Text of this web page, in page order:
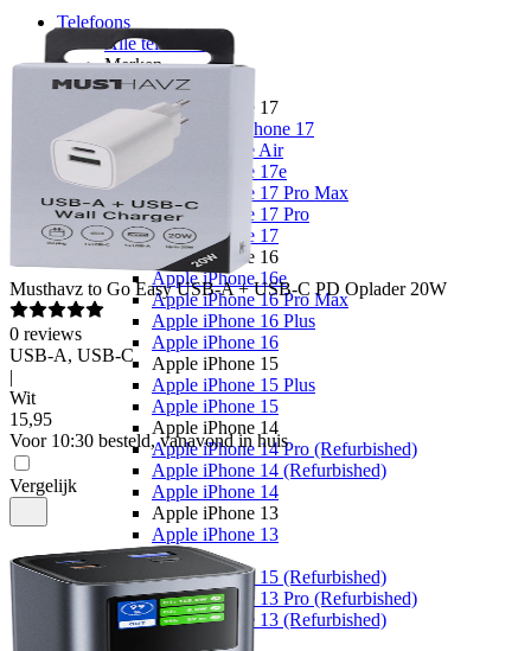
Telefoons
Alle telefoons
Merken
Apple
Apple iPhone 17
Alle Apple iPhone 17
Apple iPhone Air
Apple iPhone 17e
Apple iPhone 17 Pro Max
Apple iPhone 17 Pro
Apple iPhone 17
Apple iPhone 16
Apple iPhone 16e
Apple iPhone 16 Pro Max
Apple iPhone 16 Plus
Apple iPhone 16
Apple iPhone 15
Apple iPhone 15 Plus
Apple iPhone 15
Apple iPhone 14
Apple iPhone 14 Pro (Refurbished)
Apple iPhone 14 (Refurbished)
Apple iPhone 14
Apple iPhone 13
Apple iPhone 13
Overige
Apple iPhone 15 (Refurbished)
Apple iPhone 13 Pro (Refurbished)
Apple iPhone 13 (Refurbished)
Musthavz to Go Easy USB-A + USB-C PD Oplader 20W
0 reviews
USB-A, USB-C
|
Wit
15,95
Voor 10:30 besteld, vanavond in huis
Vergelijk